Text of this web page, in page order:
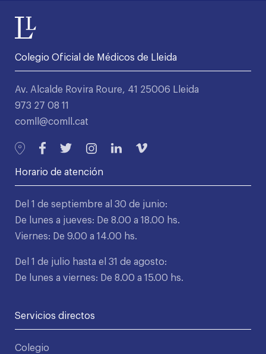
Colegio Oficial de Médicos de Lleida
Av. Alcalde Rovira Roure, 41 25006 Lleida
973 27 08 11
comll@comll.cat
Horario de atención
Del 1 de septiembre al 30 de junio:
De lunes a jueves: De 8.00 a 18.00 hs.
Viernes: De 9.00 a 14.00 hs.
Del 1 de julio hasta el 31 de agosto:
De lunes a viernes: De 8.00 a 15.00 hs.
Servicios directos
Colegio